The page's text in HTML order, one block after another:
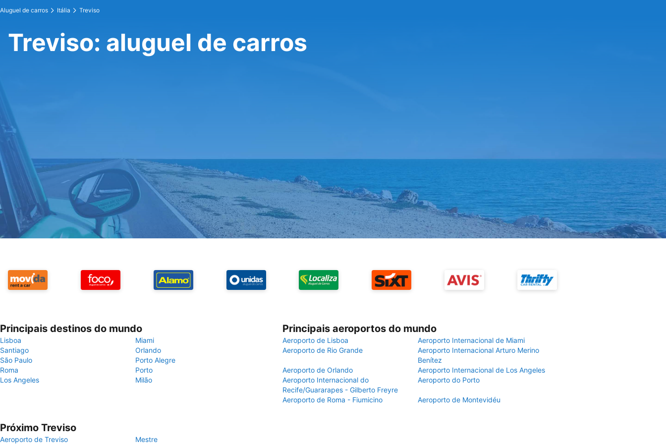
Aluguel de carros Itália Treviso
Treviso: aluguel de carros
Principais destinos do mundo
Lisboa
Miami
Santiago
Orlando
São Paulo
Porto Alegre
Roma
Porto
Los Angeles
Milão
Principais aeroportos do mundo
Aeroporto de Lisboa
Aeroporto Internacional de Miami
Aeroporto de Rio Grande
Aeroporto Internacional Arturo Merino
Benítez
Aeroporto de Orlando
Aeroporto Internacional de Los Angeles
Aeroporto Internacional do
Recife/Guararapes - Gilberto Freyre
Aeroporto do Porto
Aeroporto de Roma - Fiumicino Aeroporto de Montevidéu
Próximo Treviso
Aeroporto de Treviso Mestre